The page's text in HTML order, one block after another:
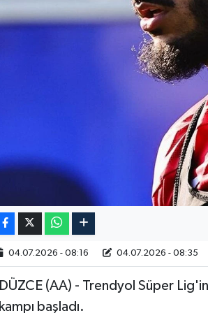
04.07.2026 - 08:16 04.07.2026 - 08:35
DÜZCE (AA) - Trendyol Süper
kampı başladı.